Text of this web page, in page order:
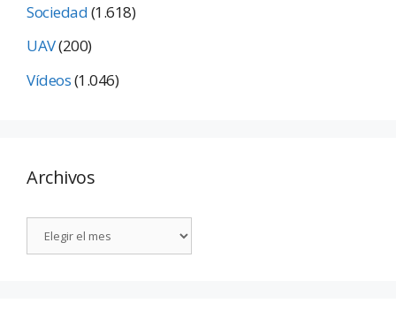
Sociedad(1.618)
UAV(200)
Vídeos(1.046)
Archivos